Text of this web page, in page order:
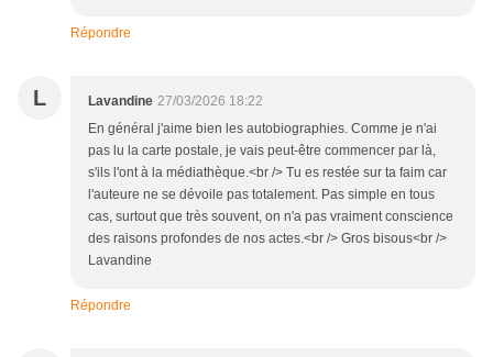
Répondre
L Lavandine 27/03/2026 18:22
En général j'aime bien les autobiographies. Comme je n'ai
pas lu la carte postale, je vais peut-être commencer par là,
s'ils l'ont à la médiathèque.<br /> Tu es restée sur ta faim car
l'auteure ne se dévoile pas totalement. Pas simple en tous
cas, surtout que très souvent, on n'a pas vraiment conscience
des raisons profondes de nos actes.<br /> Gros bisous<br />
Lavandine
Répondre